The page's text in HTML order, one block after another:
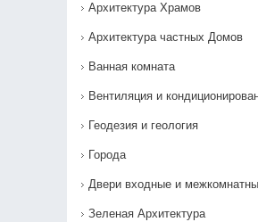
Архитектура Храмов
Архитектура частных Домов
Ванная комната
Вентиляция и
Геодезия и геология
Города
Двери входные и
Зеленая Архитектура